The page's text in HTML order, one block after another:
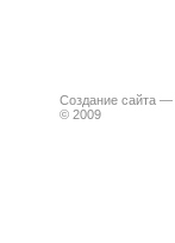
Создание сайта —
© 2009